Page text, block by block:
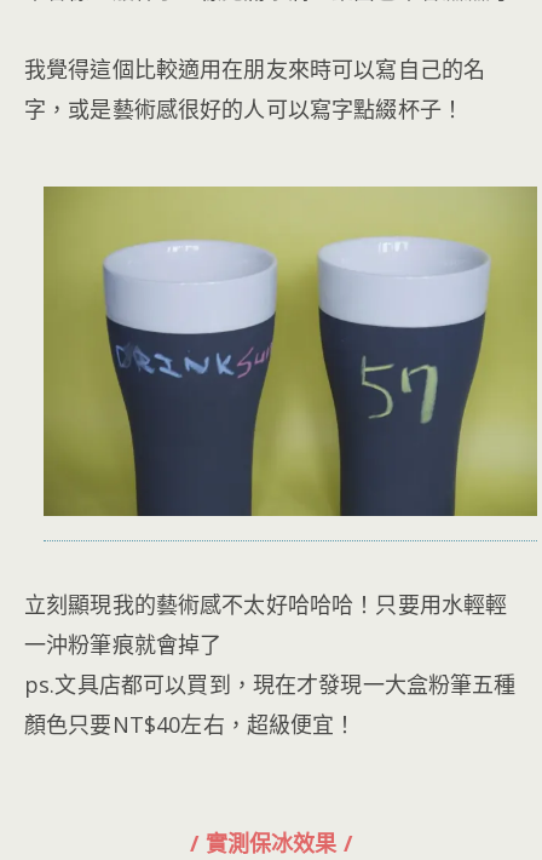
我覺得這個比較適用在朋友來時可以寫自己的名
字，或是藝術感很好的人可以寫字點綴杯子！
立刻顯現我的藝術感不太好哈哈哈！只要用水輕輕
一沖粉筆痕就會掉了
ps.文具店都可以買到，現在才發現一大盒粉筆五種
顏色只要NT$40左右，超級便宜！
/ 實測保冰效果 /